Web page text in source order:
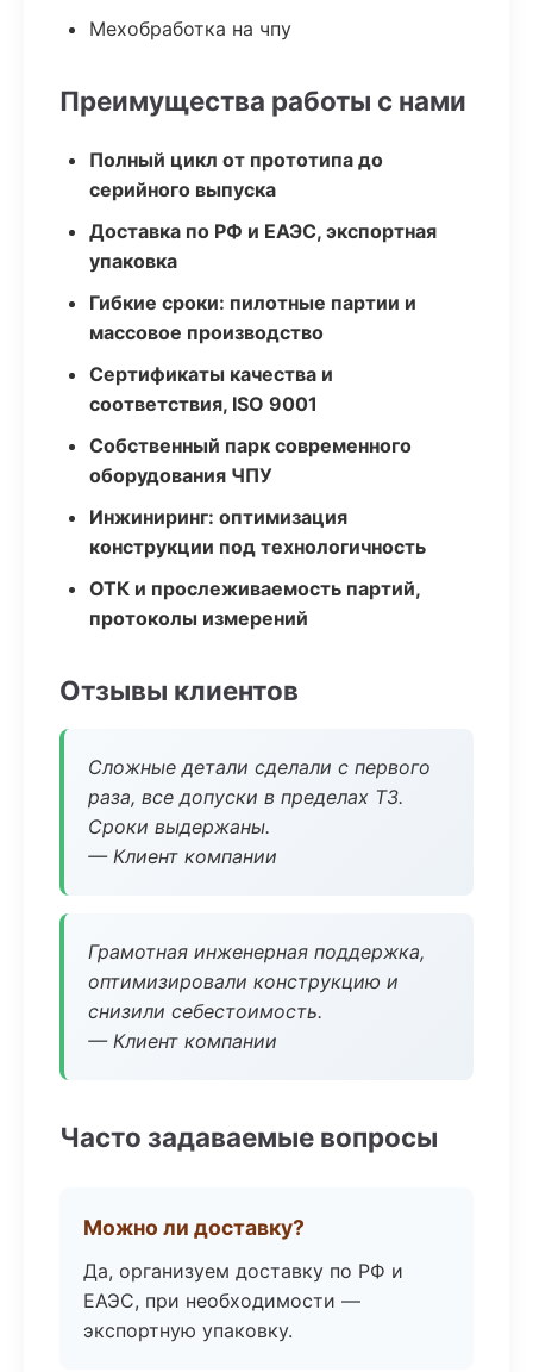
Мехобработка на чпу
Преимущества работы с нами
Полный цикл от прототипа до
серийного выпуска
Доставка по РФ и ЕАЭС, экспортная
упаковка
Гибкие сроки: пилотные партии и
массовое производство
Сертификаты качества и
соответствия, ISO 9001
Собственный парк современного
оборудования ЧПУ
Инжиниринг: оптимизация
конструкции под технологичность
ОТК и прослеживаемость партий,
протоколы измерений
Отзывы клиентов
Сложные детали сделали с первого
раза, все допуски в пределах ТЗ.
Сроки выдержаны.
— Клиент компании
Грамотная инженерная поддержка,
оптимизировали конструкцию и
снизили себестоимость.
— Клиент компании
Часто задаваемые вопросы
Можно ли доставку?
Да, организуем доставку по РФ и
ЕАЭС, при необходимости —
экспортную упаковку.